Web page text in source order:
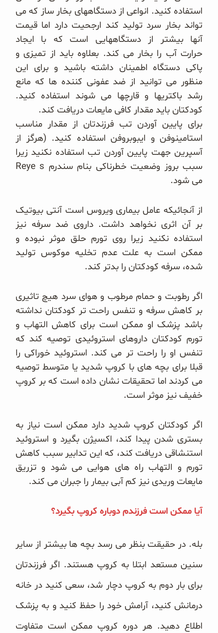
استفاده کنید. انواعی از دستگاههای بخار ساز که می
تواند بخار سرد تولید کند ارجحیت دارد اما قیمت
آنها بیشتر از دستگاههایی است که با ایجاد
حرارت آب را بخار می کند. بعلاوه باید از تمیزی و
پاکی دستگاه اطمینان داشته باشید و برای این
منظور می توانید از ضد عفونی کننده ها که مانع
رشد باکتریها و قارچها می شوند استفاده کنید.
کودکتان باید مقدار کافی مایعات دریافت کند.
برای پایین آوردن تب فرزندتان از مقدار مناسب
استامینوفن و ایبوبروفن استفاده کنید. (هرگز از
آسپرین جهت پایین آوردن تب استفاده نکنید زیرا
سبب بروز وضعیت خطرناکی بنام سندرم Reye s
می شود.
از آنجائیکه عامل بیماری ویروس است آنتی بیوتیک
بر آن اثری نخواهد داشت. داروی ضد سرفه نیز
استفاده نکنید زیرا روی تورم حلق موثر نبوده و
ممکن است به علت عدم تخلیه موکوس تولید
شده، سرفه کودکتان را بدتر کند.
اگر رطوبت و حمام مرطوب و هوای سرد هیچ تاثیری
بر کاهش سرفه و تنفس راحت تر کودکتان نداشته
باشد پزشک او ممکن است برای کاهش التهاب و
تورم کودکتان داروهای استروئیدی توصیه کند که
تنفس او را راحت تر می کند. استروئید خوراکی را
قبلا برای بچه های با کروپ شدید یا متوسط توصیه
می کردند اما تحقیقات نشان داده است که بر کروپ
خفیف نیز موثر است.
اگر کودکتان کروپ شدید دارد ممکن است نیاز به
بستری شدن پیدا کند، اکسیژن بگیرد و استروئید
استنشاقی دریافت کند، که این تدابیر سبب کاهش
تورم و التهاب راه های هوایی می شود و تزریق
مایعات وریدی نیز کم آبی بیمار را جبران می کند.
آیا ممکن است فرزندم دوباره کروپ بگیرد؟
بله. در حقیقت بنظر می رسد بچه ها بیشتر از سایر
سنین مستعد ابتلا به کروپ هستند. اگر فرزندتان
برای بار دوم به کروپ دچار شد، سعی کنید در خانه
درمانش کنید، آرامش خود را حفظ کنید و به پزشک
اطلاع دهید. هر دوره کروپ ممکن است متفاوت